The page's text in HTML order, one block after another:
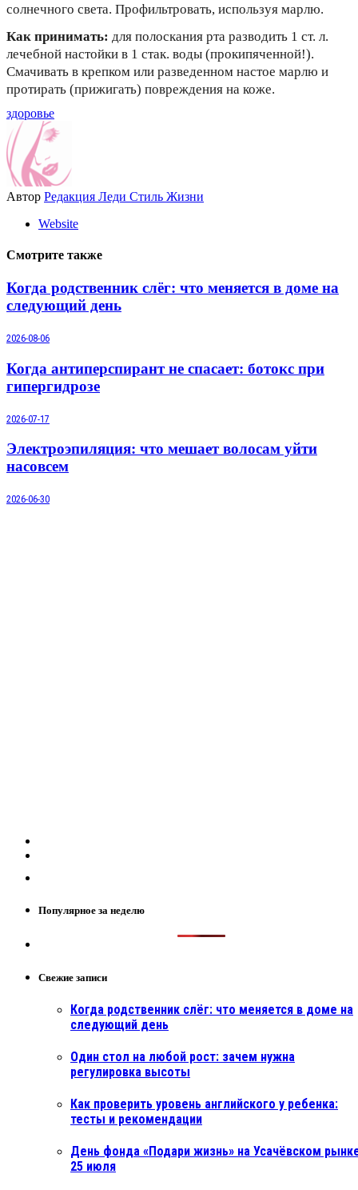
солнечного света. Профильтровать, используя марлю.
Как принимать: для полоскания рта разводить 1 ст. л.
лечебной настойки в 1 стак. воды (прокипяченной!).
Смачивать в крепком или разведенном настое марлю и
протирать (прижигать) повреждения на коже.
здоровье
Автор Редакция Леди Стиль Жизни
Website
Смотрите также
Когда родственник слёг: что меняется в доме на
следующий день
2026-08-06
Когда антиперспирант не спасает: ботокс при
гипергидрозе
2026-07-17
Электроэпиляция: что мешает волосам уйти
насовсем
2026-06-30
Популярное за неделю
Свежие записи
Когда родственник слёг: что меняется в доме на
следующий день
Один стол на любой рост: зачем нужна
регулировка высоты
Как проверить уровень английского у ребенка:
тесты и рекомендации
День фонда «Подари жизнь» на Усачёвском
25 июля